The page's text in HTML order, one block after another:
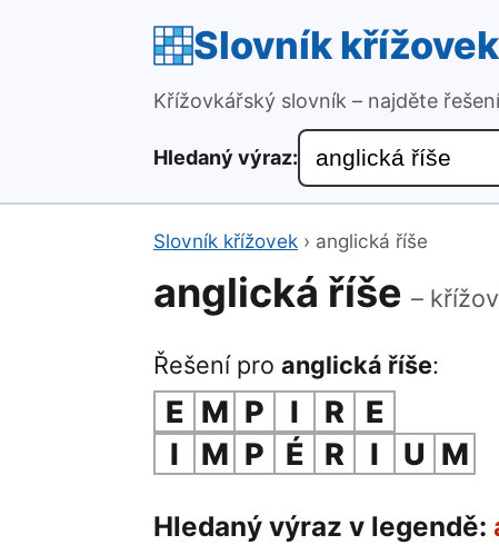
Slovník křížovek
Křížovkářský slovník – najděte
Hledaný výraz:
Slovník křížovek › anglická říše
anglická říše –
Řešení pro anglická říše:
E M P I R
E
I
M P É R I U M
Hledaný výraz v legendě: